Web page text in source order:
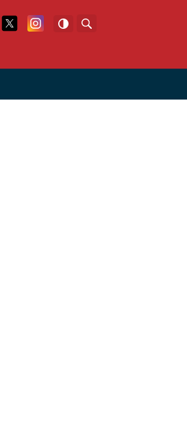
Facebook
Twitter Facebook